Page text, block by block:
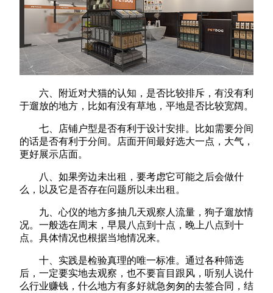
六、附近对犬猫的认知，是否比较排斥，有没有利
于遛放的地方，比如有没有草地，平地是否比较宽阔。
七、店铺户型是否有利于设计安排。比如需要分间
的话是否有利于分间。店面开间最好选大一点，大气，
更好展示店面。
八、如果旁边未出租，要考虑它可能之后会做什
么，以及它是否存在问题所以未出租。
九、心仪的地方多抽几天观察人流量，狗子遛放情
况。一般选在周末，早晨八点到十点，晚上八点到十
点。具体情况也根据当地情况来。
十、实践是检验真理的唯一标准。通过各种筛选
后，一定要实地去观察，也不要盲目跟风，听别人说什
么行业赚钱，什么地方有多好就急匆匆的去签合同，结